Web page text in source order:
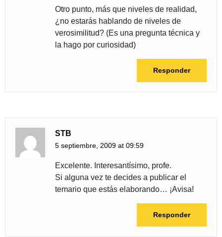
Otro punto, más que niveles de realidad,
¿no estarás hablando de niveles de
verosimilitud? (Es una pregunta técnica y
la hago por curiosidad)
Responder
STB
5 septiembre, 2009 at 09:59
Excelente. Interesantísimo, profe.
Si alguna vez te decides a publicar el
temario que estás elaborando… ¡Avisa!
Responder